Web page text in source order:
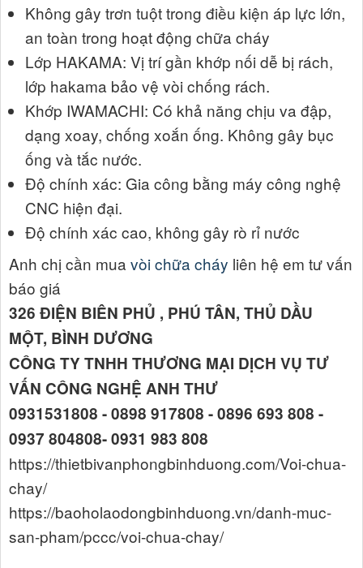
Không gây trơn tuột trong điều kiện áp lực lớn,
an toàn trong hoạt động chữa cháy
Lớp HAKAMA: Vị trí gần khớp nối dễ bị rách,
lớp hakama bảo vệ vòi chống rách.
Khớp IWAMACHI: Có khả năng chịu va đập,
dạng xoay, chống xoắn ống. Không gây bục
ống và tắc nước.
Độ chính xác: Gia công bằng máy công nghệ
CNC hiện đại.
Độ chính xác cao, không gây rò rỉ nước
Anh chị cần mua vòi chữa cháy liên hệ em tư vấn
báo giá
326 ĐIỆN BIÊN PHỦ , PHÚ TÂN, THỦ DẦU
MỘT, BÌNH DƯƠNG
CÔNG TY TNHH THƯƠNG MẠI DỊCH VỤ TƯ
VẤN CÔNG NGHỆ ANH THƯ
0931531808 - 0898 917808 - 0896 693 808 -
0937 804808- 0931 983 808
https://thietbivanphongbinhduong.com/Voi-chua-
chay/
https://baoholaodongbinhduong.vn/danh-muc-
san-pham/pccc/voi-chua-chay/